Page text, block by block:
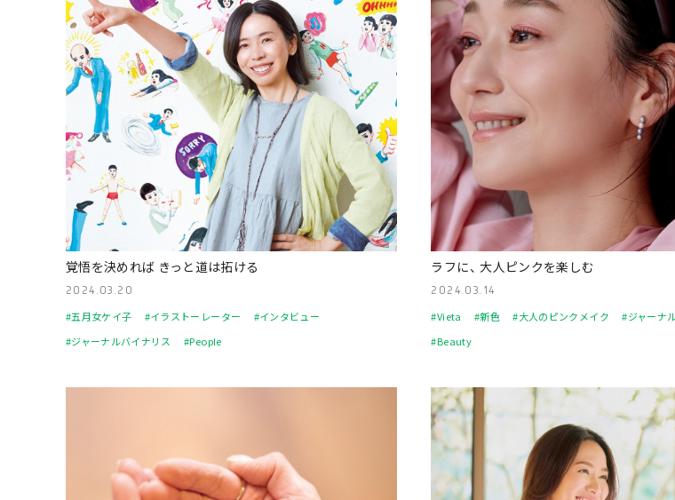
覚悟を決めれば きっと道は拓ける
2024.03.20
#五月女ケイ子 #イラストーレーター
#インタビュー
#ジャーナルバイナリス
#People
ラフに、 大人ピンクを楽しむ
2024.03.14
#Vieta #新色 #大人のピンクメイク
#ジャーナ
#Beauty